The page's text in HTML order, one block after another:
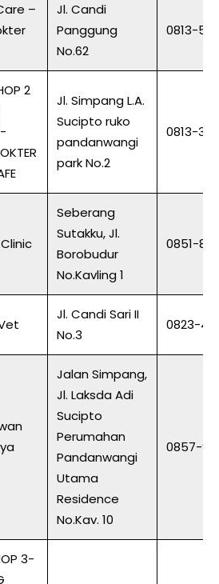
–
Jl. Candi
Panggung
No.62
0813-
2
Jl. Simpang L.A.
Sucipto ruko
pandanwangi
park No.2
0813-
Seberang
Sutakku, Jl.
Borobudur
No.Kavling 1
0851-
Jl. Candi Sari II
No.3
0823-
Jalan Simpang,
Jl. Laksda Adi
Sucipto
Perumahan
Pandanwangi
Utama
Residence
No.Kav. 10
0857-
3-